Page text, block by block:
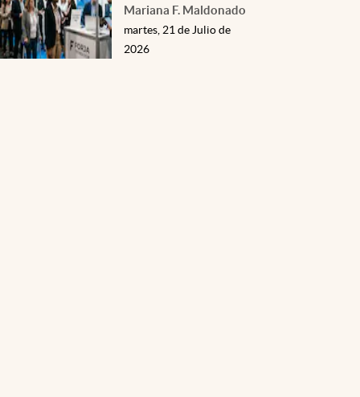
Mariana F. Maldonado
martes, 21 de Julio de
2026